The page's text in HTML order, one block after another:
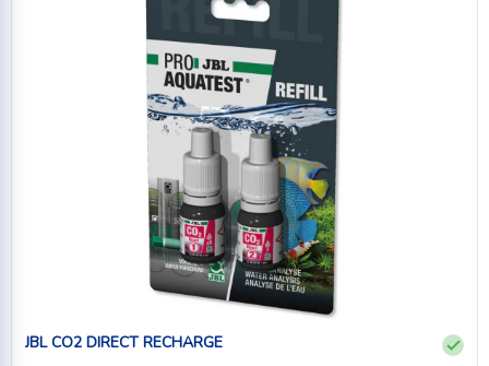
JBL CO2 DIRECT RECHARGE